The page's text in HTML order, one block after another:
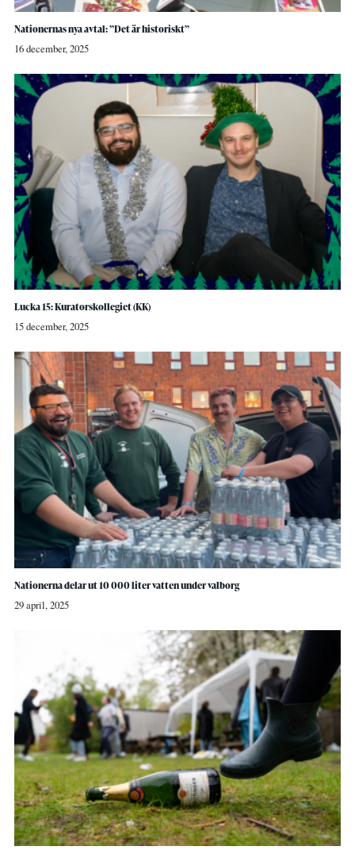
Nationernas nya avtal: ”Det är historiskt”
16 december, 2025
Lucka 15: Kuratorskollegiet (KK)
15 december, 2025
Nationerna delar ut 10 000 liter vatten under valborg
29 april, 2025